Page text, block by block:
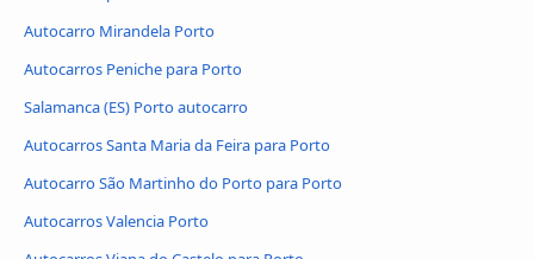
Autocarro Mirandela Porto
Autocarros Peniche para Porto
Salamanca (ES) Porto autocarro
Autocarros Santa Maria da Feira para Porto
Autocarro São Martinho do Porto para Porto
Autocarros Valencia Porto